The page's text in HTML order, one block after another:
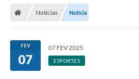
Transparência
Editais
Notícias Notícia
FEV
07
07 FEV 2025
ESPORTES